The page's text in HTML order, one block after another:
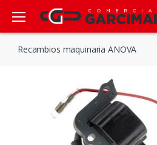
Recambios maquinaria ANOVA